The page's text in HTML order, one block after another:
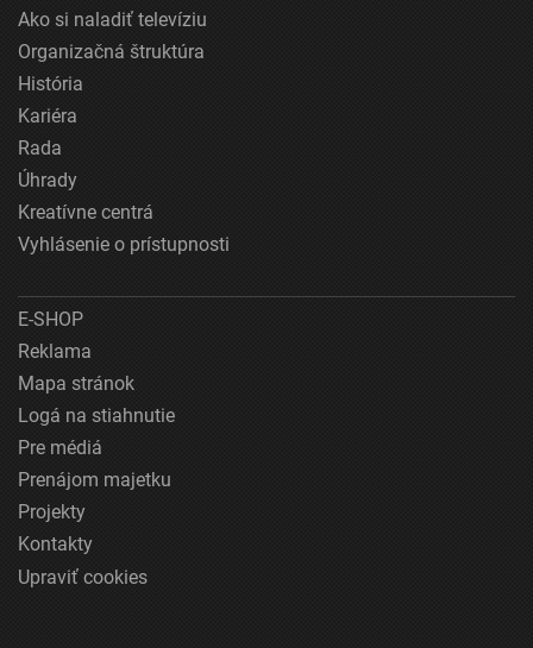
Ako si naladiť televíziu
Organizačná štruktúra
História
Kariéra
Rada
Úhrady
Kreatívne centrá
Vyhlásenie o prístupnosti
E-SHOP
Reklama
Mapa stránok
Logá na stiahnutie
Pre médiá
Prenájom majetku
Projekty
Kontakty
Upraviť cookies